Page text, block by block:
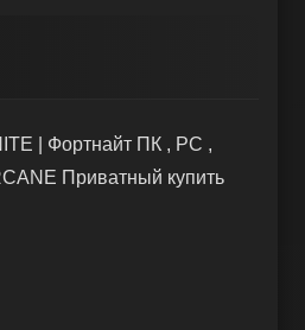
| Фортнайт ПК , PC ,
Приватный купить